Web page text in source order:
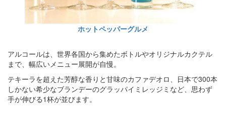
ホットペッパーグルメ
アルコールは、世界各国から集めたボトルやオリジナルカクテル
まで、幅広いメニュー展開が自慢。
テキーラを超えた芳醇な香りと甘味のカファデオロ、日本で300本
しかない希少なブランデーのグラッパイミレッジミなど、思わず
手が伸びる1杯が並びます。